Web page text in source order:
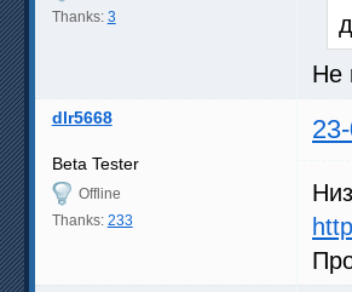
Thanks: 3
Не
dlr5668
Beta Tester
Offline
Thanks: 233